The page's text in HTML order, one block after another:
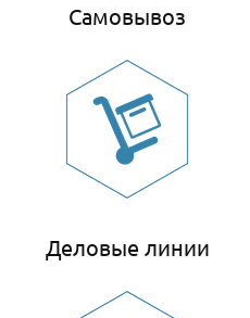
Самовывоз
Деловые линии